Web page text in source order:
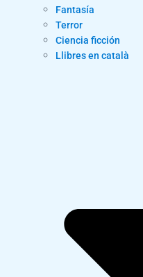
Fantasía
Terror
Ciencia ficción
Llibres en català